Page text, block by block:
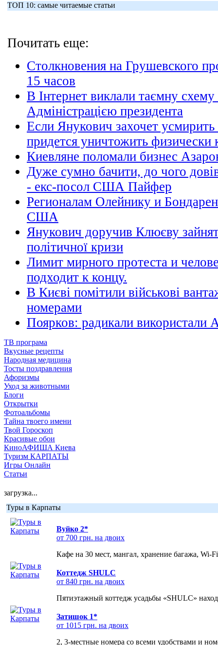
ТОП 10: самые читаемые статьи
Почитать еще:
Столкновения на Грушевского
15 часов
В Інтернет виклали таємну
Адміністрацією президента
Если Янукович захочет
придется уничтожить физически
Киевляне поломали бизнес
Дуже сумно бачити, до чого
- екс-посол США Пайфер
Регионалам Олейнику и
США
Янукович доручив Клюєву
політичної кризи
Лимит мирного протеста и
подходит к концу.
В Києві помітили військові
номерами
Поярков: радикали використали
ТВ програма
Вкусные рецепты
Народная медицина
Тосты поздравления
Афоризмы
Уход за животными
Блоги
Открытки
Фотоальбомы
Тайна твоего имени
Твой Гороскоп
Красивые обои
КиноАФИША Киева
Туризм КАРПАТЫ
Игры Онлайн
Статьи
загрузка...
Туры в Карпаты
Вуйко 2*
от 700 грн. на двоих
Кафе на 30 мест, мангал, хранение багажа, Wi-
Коттедж SHULC
от 840 грн. на двоих
Пятиэтажный коттедж усадьбы «SHULC»
Затишок 1*
от 1015 грн. на двоих
2, 3-местные номера со всеми удобствами и